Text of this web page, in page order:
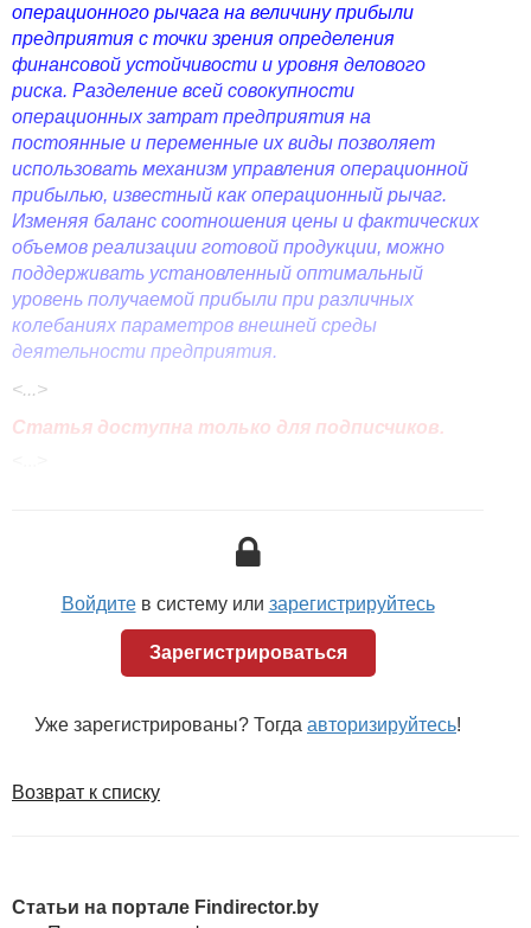
операционного рычага на величину прибыли
предприятия с точки зрения определения
финансовой устойчивости и уровня делового
риска. Разделение всей совокупности
операционных затрат предприятия на
постоянные и переменные их виды позволяет
использовать механизм управления операционной
прибылью, известный как операционный рычаг.
Изменяя баланс соотношения цены и фактических
объемов реализации готовой продукции, можно
поддерживать установленный оптимальный
уровень получаемой прибыли при различных
колебаниях параметров внешней среды
деятельности предприятия.
<...>
Статья доступна только для подписчиков.
Войдитев систему или зарегистрируйтесь
Зарегистрироваться
Уже зарегистрированы? Тогда авторизируйтесь!
Возврат к списку
Статьи на портале Findirector.by